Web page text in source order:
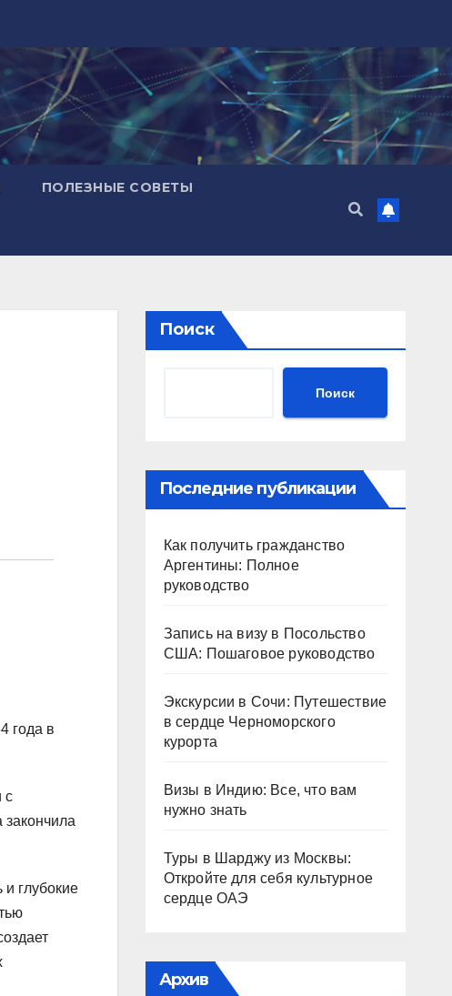
ПОЛЕЗНЫЕ СОВЕТЫ
года в
с
глубокие
Поиск
Поиск
Последние публикации
Как получить гражданство
Аргентины: Полное
руководство
Запись на визу в Посольство
США: Пошаговое руководство
Экскурсии в Сочи: Путешествие
в сердце Черноморского
курорта
Визы в Индию: Все, что вам
нужно знать
Туры в Шарджу из Москвы:
Откройте для себя культурное
сердце ОАЭ
Архив